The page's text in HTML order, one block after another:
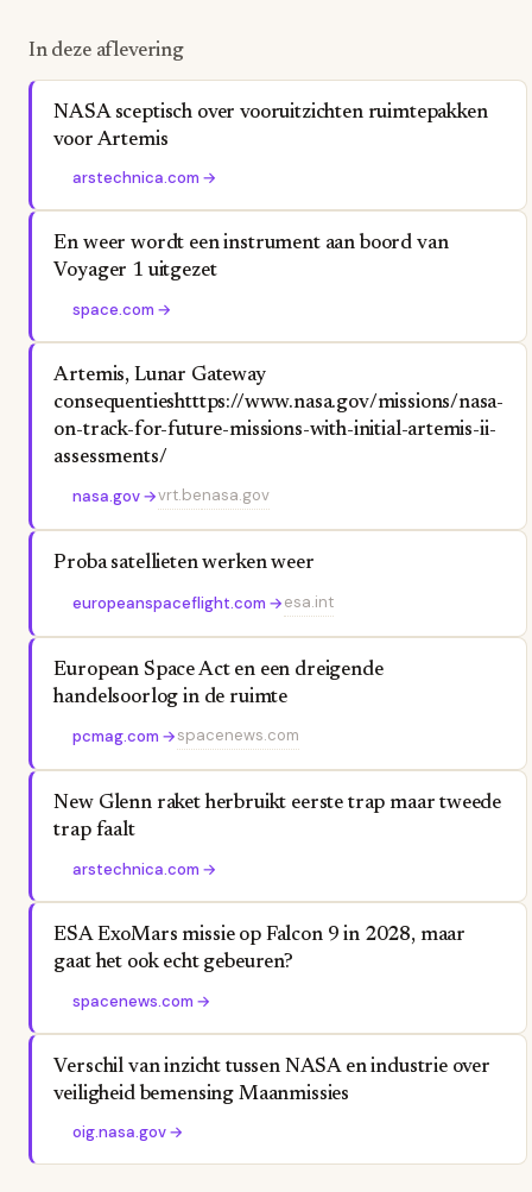
In deze aflevering
NASA sceptisch over vooruitzichten ruimtepakken
voor Artemis
arstechnica.com →
En weer wordt een instrument aan boord van
Voyager 1 uitgezet
space.com →
Artemis, Lunar Gateway
consequentieshtttps://www.nasa.gov/missions/nasa-
on-track-for-future-missions-with-initial-artemis-ii-
assessments/
nasa.gov→vrt.benasa.gov
Proba satellieten werken weer
europeanspaceflight.com →esa.int
European Space Act en een dreigende
handelsoorlog in de ruimte
pcmag.com →spacenews.com
New Glenn raket herbruikt eerste trap maar tweede
trap faalt
arstechnica.com →
ESA ExoMars missie op Falcon 9 in 2028, maar
gaat het ook echt gebeuren?
spacenews.com →
Verschil van inzicht tussen NASA en industrie over
veiligheid bemensing Maanmissies
oig.nasa.gov→